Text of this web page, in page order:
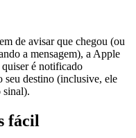
de avisar que chegou (ou
a mensagem), a Apple
é notificado
seu destino (inclusive, ele
sinal).
fácil